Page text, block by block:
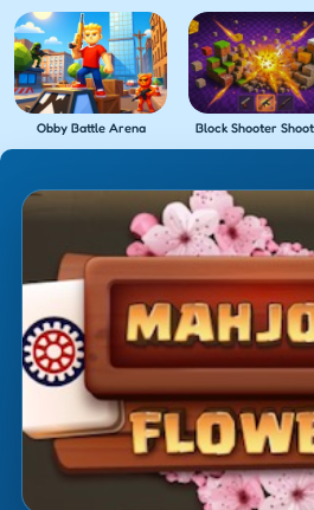
Obby Battle Arena